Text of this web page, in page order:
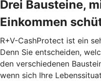
Drei Bausteine,
Einkommen
R+V-CashProtect ist ein
Denn Sie entscheiden,
den verschiedenen
wenn sich Ihre